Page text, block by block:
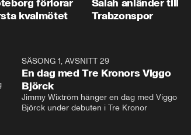
förlorar
kvalmötet
Salah anländer till
Trabzonspor
1:04SÄSONG 1, AVSNITT 29
En dag med Tre Kronors Viggo
Björck
Jimmy Wixtröm hänger en dag med Viggo
Björck under debuten i Tre Kronor